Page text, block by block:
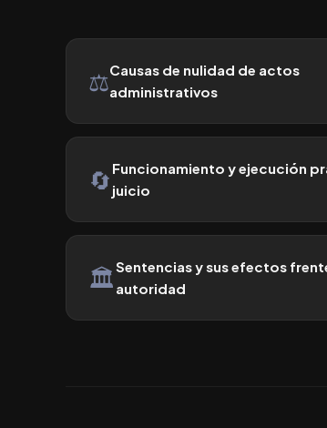
⚖️Causas de nulidad de actos
administrativos
🔄 Funcionamiento y ejecución
juicio
🏛️Sentencias y sus efectos
autoridad